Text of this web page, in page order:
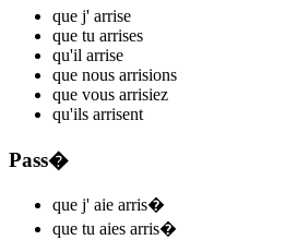
que j' arrise
que tu arrises
qu'il arrise
que nous arrisions
que vous arrisiez
qu'ils arrisent
Pass�
que j' aie arris�
que tu aies arris�